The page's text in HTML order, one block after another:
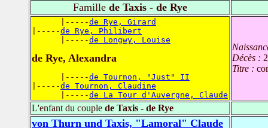
Famille de Taxis - de Rye
      |-----
de Rye, Girard
|-----de Rye, Philibert
      |-----
de Longwy, Louise
de Rye, Alexandra
      |-----
de Tournon, "Just" II
|-----de Tournon, Claudine
      |-----
de La Tour d'Auvergne, Claude
Décès :
Titre :
L'enfant du couple de Taxis - de Rye
von Thurn und Taxis, "Lamoral" Claude